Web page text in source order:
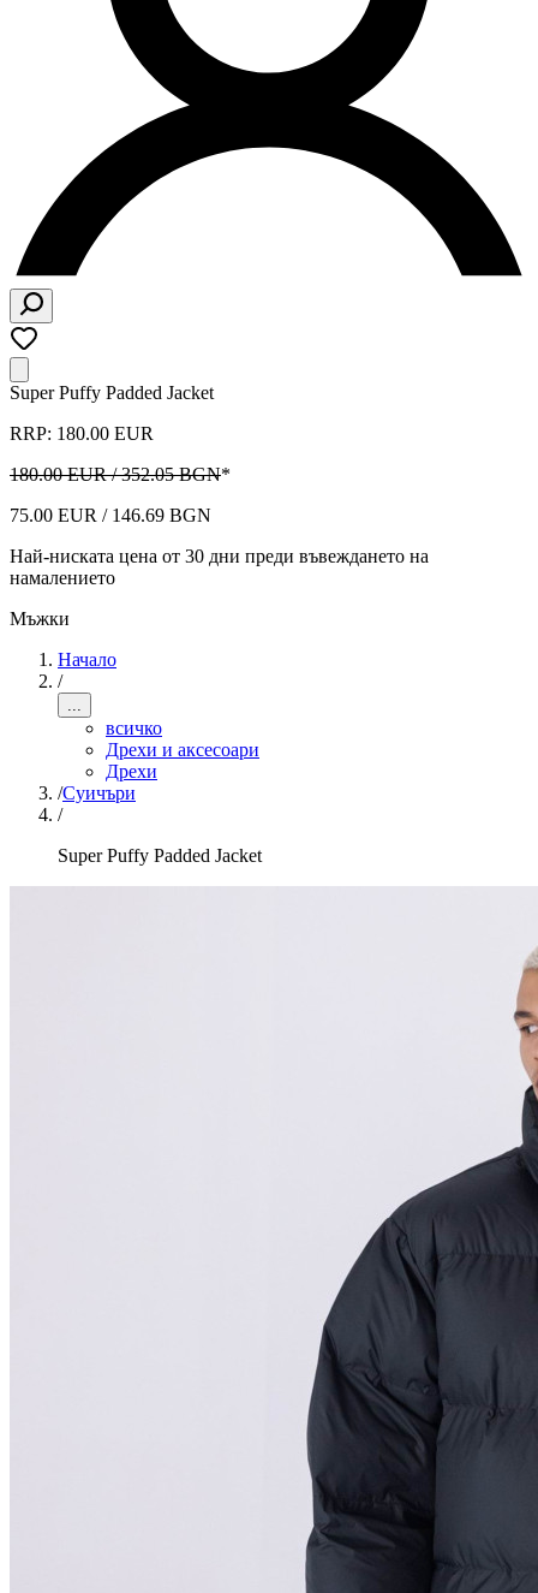
Super Puffy Padded Jacket
RRP: 180.00 EUR
180.00 EUR / 352.05 BGN*
75.00 EUR / 146.69 BGN
Най-ниската цена от 30 дни преди въвеждането на
намалението
Мъжки
Начало
/
...
всичко
Дрехи и аксесоари
Дрехи
/Суичъри
/
Super Puffy Padded Jacket